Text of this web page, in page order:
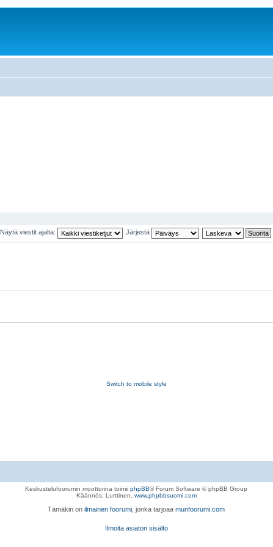
Näytä viestit ajalta: Järjestä
Switch to mobile style
Keskustelufoorumin moottorina toimii phpBB® Forum Software © phpBB Group
Käännös, Lurttinen, www.phpbbsuomi.com
Tämäkin on ilmainen foorumi , jonka tarjoaa munfoorumi.com
Ilmoita asiaton sisältö